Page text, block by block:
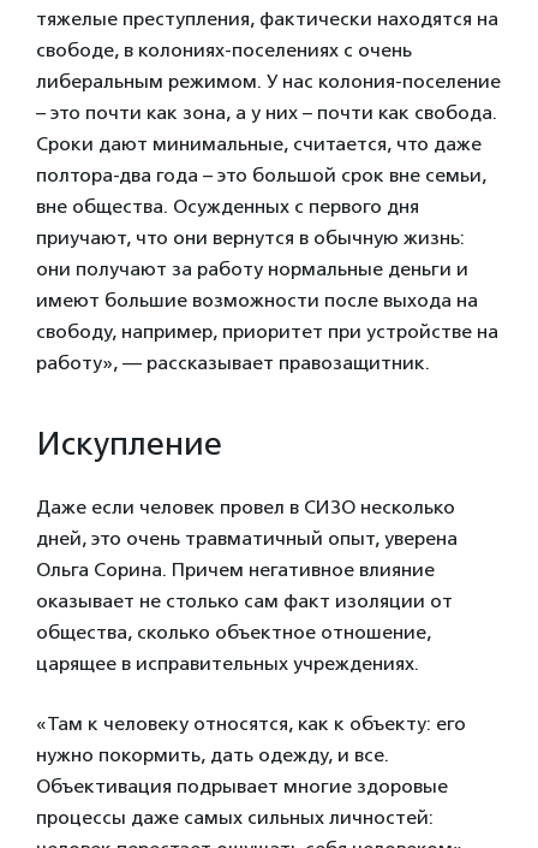
тяжелые преступления, фактически находятся на
свободе, в колониях-поселениях с очень
либеральным режимом. У нас колония-поселение
– это почти как зона, а у них – почти как свобода.
Сроки дают минимальные, считается, что даже
полтора-два года – это большой срок вне семьи,
вне общества. Осужденных с первого дня
приучают, что они вернутся в обычную жизнь:
они получают за работу нормальные деньги и
имеют большие возможности после выхода на
свободу, например, приоритет при устройстве на
работу», — рассказывает правозащитник.
Искупление
Даже если человек провел в СИЗО несколько
дней, это очень травматичный опыт, уверена
Ольга Сорина. Причем негативное влияние
оказывает не столько сам факт изоляции от
общества, сколько объектное отношение,
царящее в исправительных учреждениях.
«Там к человеку относятся, как к объекту: его
нужно покормить, дать одежду, и все.
Объективация подрывает многие здоровые
процессы даже самых сильных личностей: